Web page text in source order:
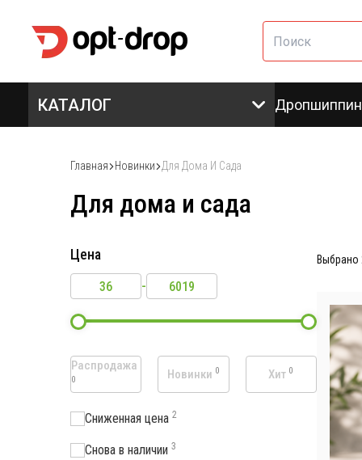
КАТАЛОГ
Главная Новинки Для Дома И Сада
Для дома и сада
Цена
-
Распродажа
0 Новинки 0 Хит 0
Сниженная цена 2
Снова в наличии 3
Выбрано